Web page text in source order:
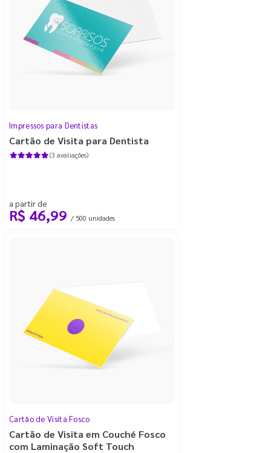
Impressos para Dentistas
Cartão de Visita para Dentista
(3 avaliações)
a partir de
R$ 46,99 / 500 unidades
Cartão de Visita Fosco
Cartão de Visita em Couché Fosco
com Laminação Soft Touch